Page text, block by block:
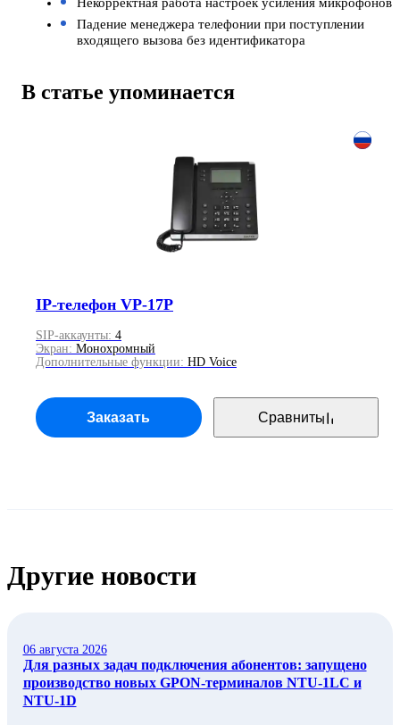
Некорректная работа настроек усиления микрофонов
Падение менеджера телефонии при поступлении
входящего вызова без идентификатора
В статье упоминается
IP-телефон VP-17P
SIP-аккаунты: 4
Экран: Монохромный
Дополнительные функции: HD Voice
Заказать Сравнить
Другие новости
06 августа 2026
Для разных задач подключения абонентов: запущено
производство новых GPON-терминалов NTU-1LC и
NTU-1D